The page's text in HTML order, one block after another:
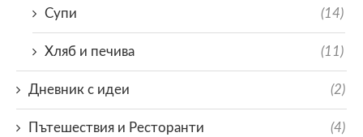
Супи (14)
Хляб и печива (11)
Дневник с идеи (2)
Пътешествия и Ресторанти (4)